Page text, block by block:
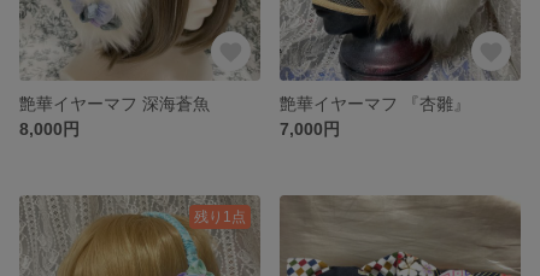
艶華イヤーマフ 深海蒼魚
8,000円
艶華イヤーマフ 『杏雛』
7,000円
残り1点